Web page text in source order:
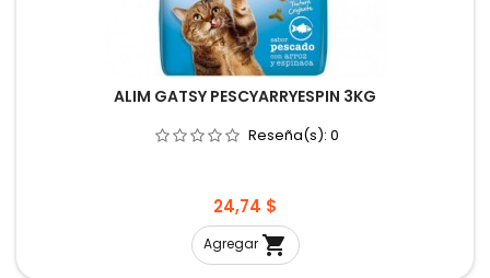
ALIM GATSY PESCYARRYESPIN 3KG
Reseña(s): 0
Precio
24,74 $
Agregar 